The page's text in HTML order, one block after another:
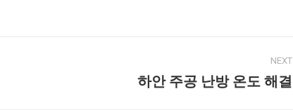
NEXT
하안 주공 난방 온도 해결